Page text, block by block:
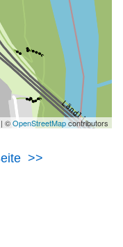
| ©OpenStreetMapcontributors
>>